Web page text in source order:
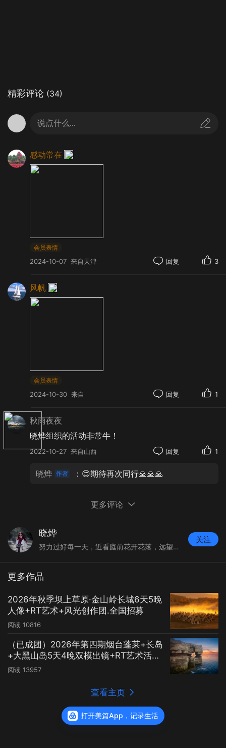
浓墨重彩无可比拟绝色叫婺源的秋
那里有着南方最惊艳的秋之华彩
数百棵高龄枫树一片火红
秋风仿佛一把巨大的画笔
在婺源的山岭间肆意涂抹
有一种秋天叫婺源
那里上演着一场轰轰烈烈
表达着对秋最深的敬意
精彩评论 (34)
说点什么...
感动常在
会员表情
2024-10-07 来自天津 回复 3
风帆
会员表情
2024-10-30 来自 回复 1
秋雨夜夜
晓烨组织的活动非常牛！
2022-10-27 来自山西 回复 1
晓烨 ：😊期待再次同行🙏🙏🙏
更多评论
晓烨
努力过好每一天，近看庭前花开花落，远望天边云卷云舒。
关注
更多作品
2026年秋季坝上草原·金山岭长城6天5晚
人像+RT艺术+风光创作团.全国招募
阅读 10816
（已成团）2026年第四期烟台蓬莱+长岛
+大黑山岛5天4晚双模出镜+RT艺术活动.
全国招募
阅读 13957
查看主页
打开美篇App，记录生活